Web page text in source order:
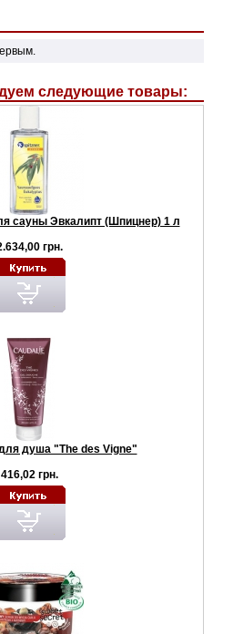
следующие товары:
сауны Эвкалипт (Шпицнер) 1 л
грн.
душа "The des Vigne"
416,02 грн.